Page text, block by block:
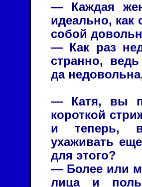
— Каждая
идеально, как
собой
— Как раз
странно,
да
— Катя, вы
короткой
и теперь,
ухаживать
для этого?
— Более или
лица и